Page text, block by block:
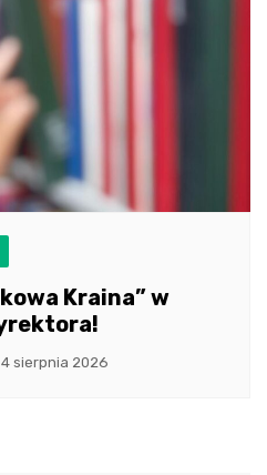
Kraina” w
4 sierpnia 2026